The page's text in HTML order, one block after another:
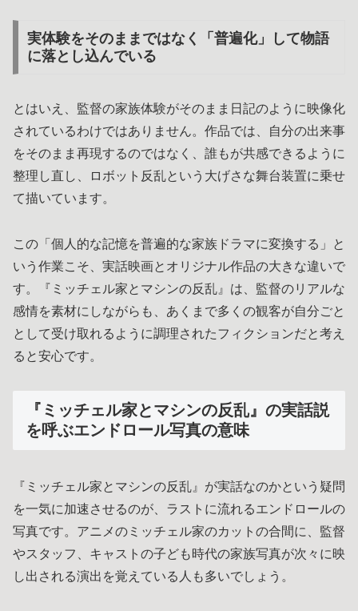
実体験をそのままではなく「普遍化」して物語
に落とし込んでいる
とはいえ、監督の家族体験がそのまま日記のように映像化
されているわけではありません。作品では、自分の出来事
をそのまま再現するのではなく、誰もが共感できるように
整理し直し、ロボット反乱という大げさな舞台装置に乗せ
て描いています。
この「個人的な記憶を普遍的な家族ドラマに変換する」と
いう作業こそ、実話映画とオリジナル作品の大きな違いで
す。『ミッチェル家とマシンの反乱』は、監督のリアルな
感情を素材にしながらも、あくまで多くの観客が自分ごと
として受け取れるように調理されたフィクションだと考え
ると安心です。
『ミッチェル家とマシンの反乱』の実話説
を呼ぶエンドロール写真の意味
『ミッチェル家とマシンの反乱』が実話なのかという疑問
を一気に加速させるのが、ラストに流れるエンドロールの
写真です。アニメのミッチェル家のカットの合間に、監督
やスタッフ、キャストの子ども時代の家族写真が次々に映
し出される演出を覚えている人も多いでしょう。